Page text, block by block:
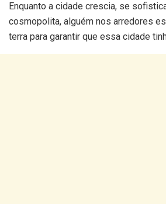
Enquanto a cidade crescia, se
cosmopolita, alguém nos arredores
terra para garantir que essa cidade